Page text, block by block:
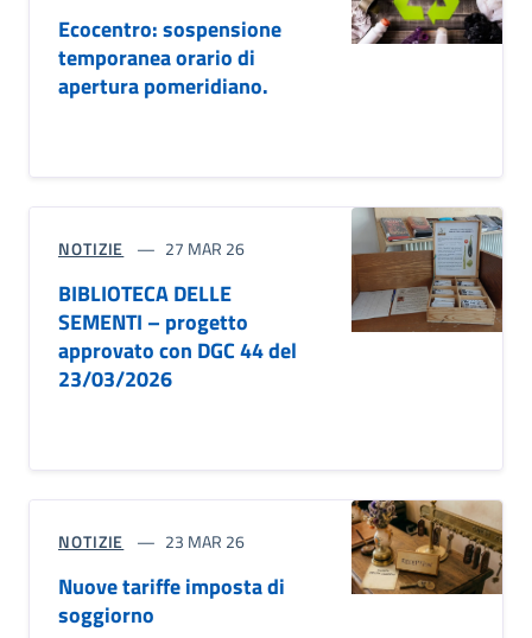
Ecocentro: sospensione
temporanea orario di
apertura pomeridiano.
NOTIZIE 27 MAR 26
BIBLIOTECA DELLE
SEMENTI – progetto
approvato con DGC 44 del
23/03/2026
NOTIZIE 23 MAR 26
Nuove tariffe imposta di
soggiorno